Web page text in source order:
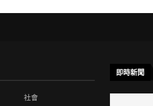
社會
即時新聞